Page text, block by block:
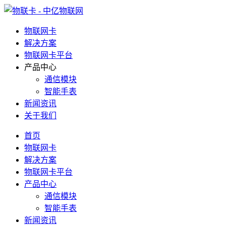
物联网卡
解决方案
物联网卡平台
产品中心
通信模块
智能手表
新闻资讯
关于我们
首页
物联网卡
解决方案
物联网卡平台
产品中心
通信模块
智能手表
新闻资讯